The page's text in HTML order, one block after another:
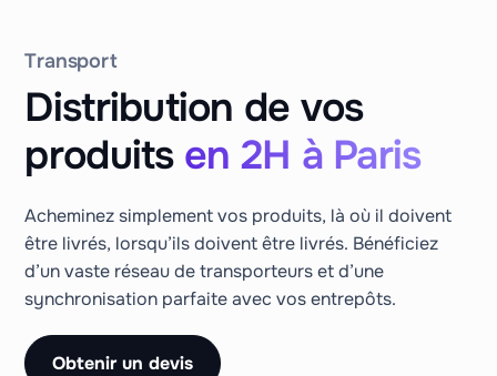
Transport
Distribution de vos
produits en 2H à Paris
Acheminez simplement vos produits, là où il doivent
être livrés, lorsqu’ils doivent être livrés. Bénéficiez
d’un vaste réseau de transporteurs et d’une
synchronisation parfaite avec vos entrepôts.
Obtenir un devis